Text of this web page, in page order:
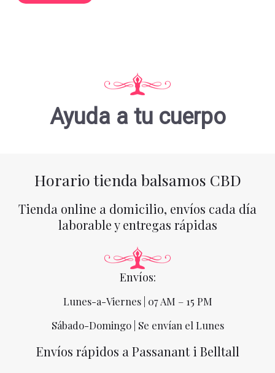
Ayuda a tu cuerpo
Horario tienda balsamos CBD
Tienda online a domicilio, envíos cada día
laborable y entregas rápidas
Envíos:
Lunes-a-Viernes | 07 AM – 15 PM
Sábado-Domingo | Se envían el Lunes
Envíos rápidos a Passanant i Belltall